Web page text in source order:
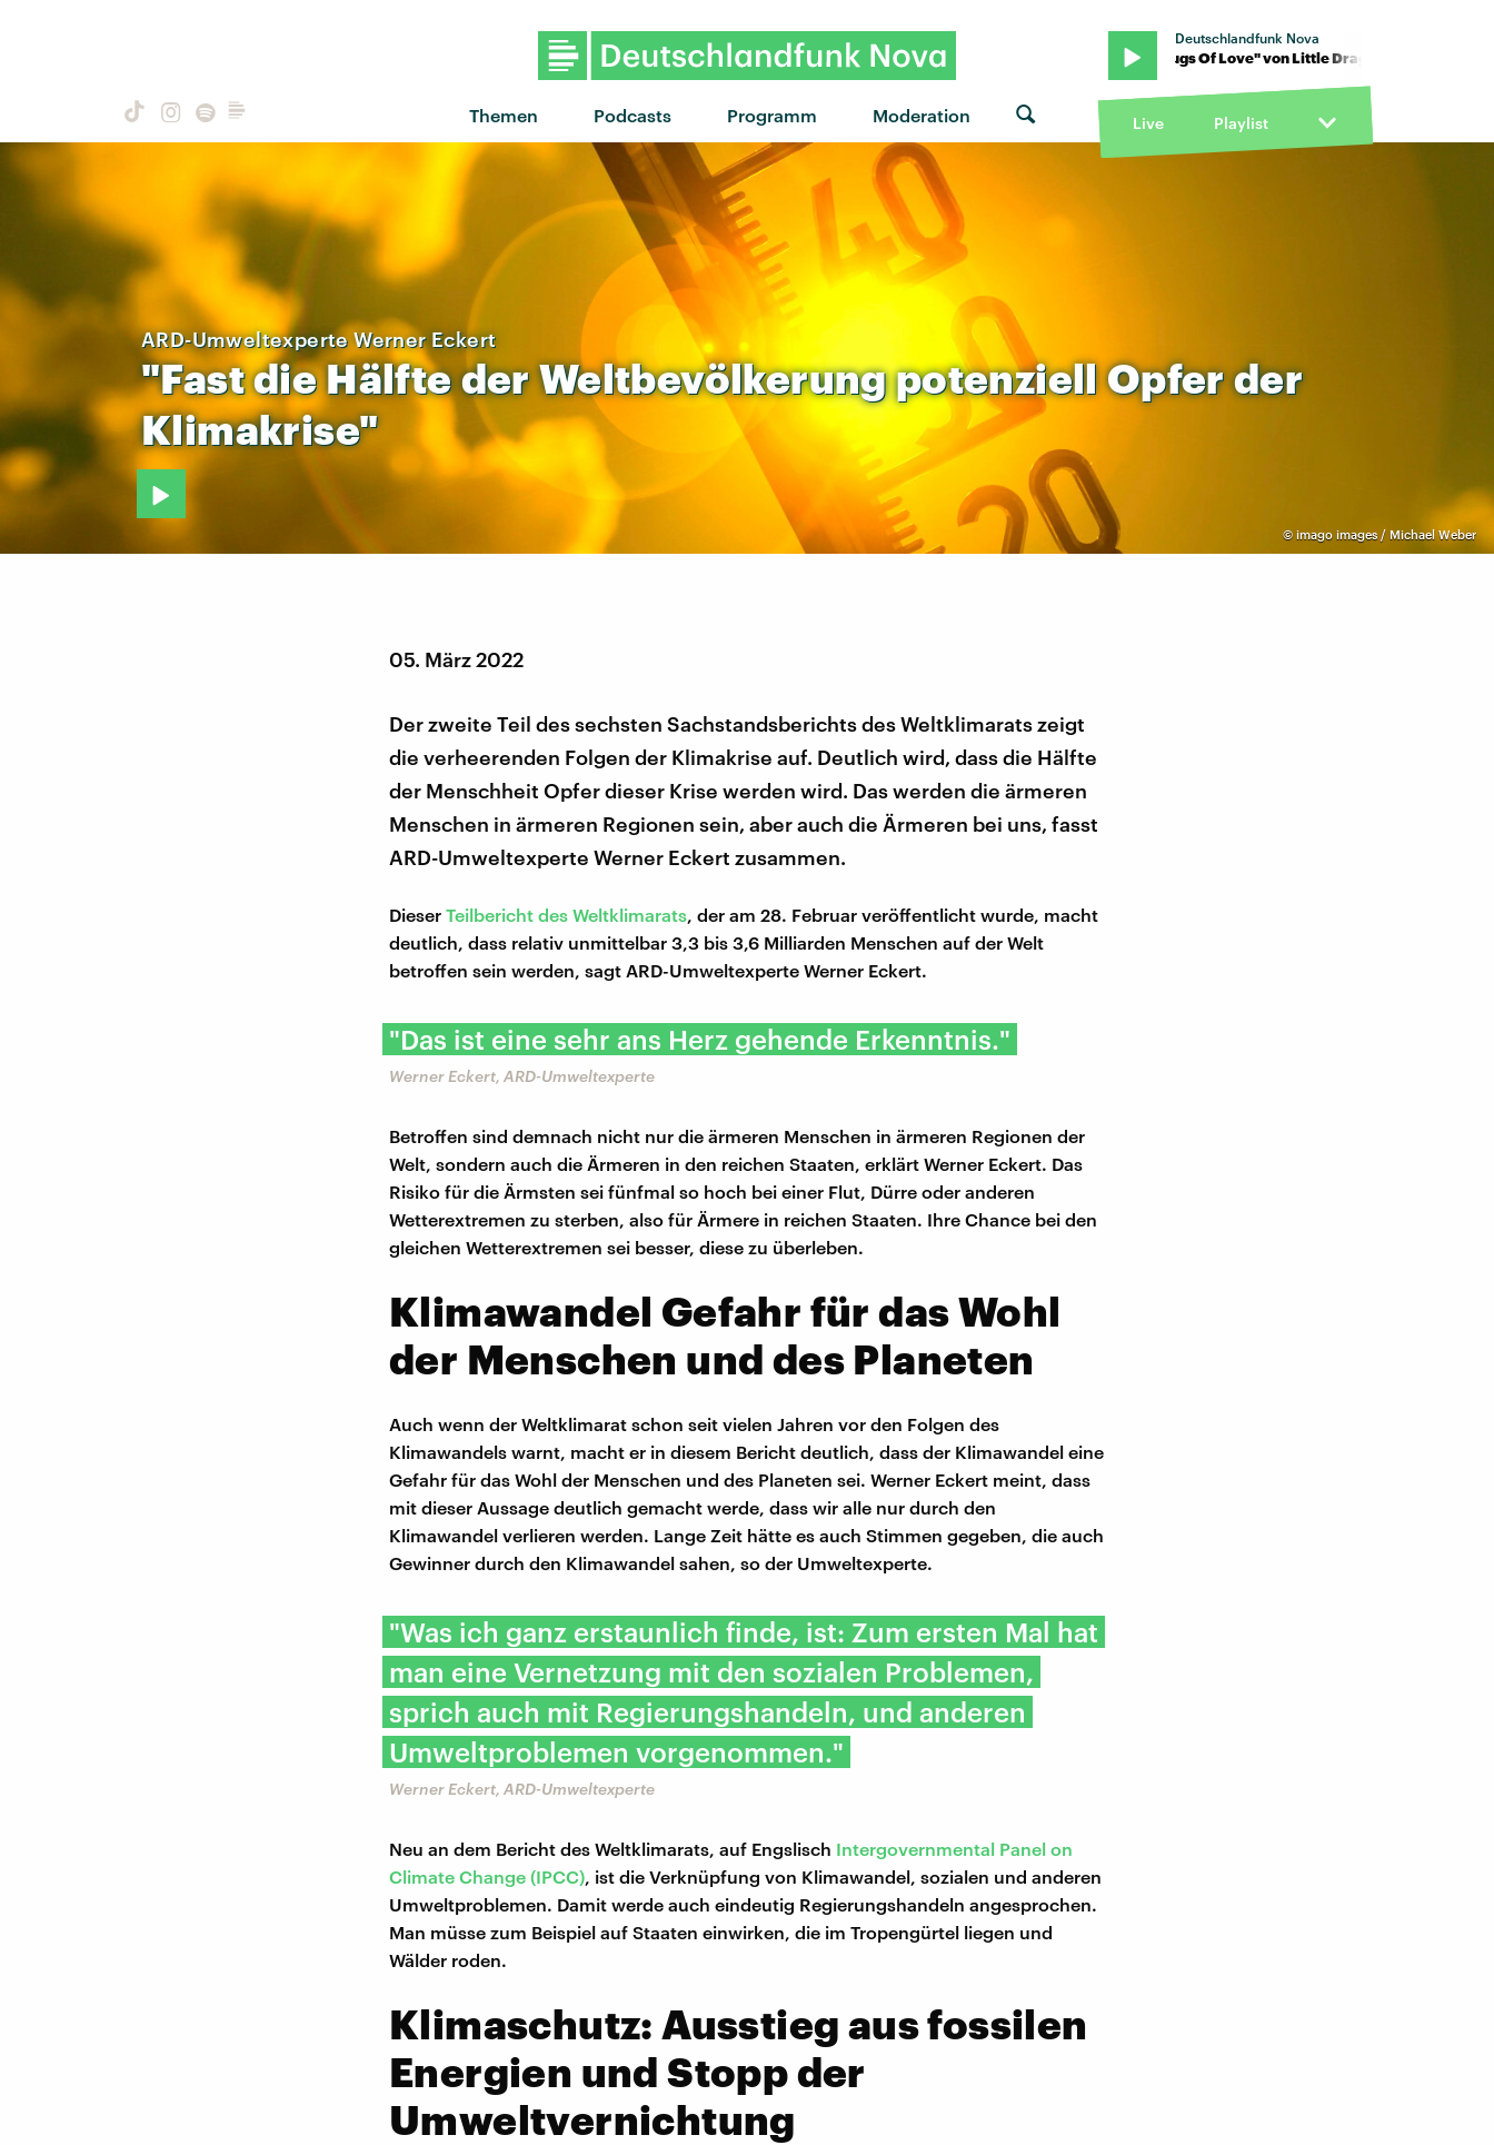
Themen Podcasts Programm Moderation
Deutschlandfunk Nova
"Slugs Of Love" von Little Dragon · "Slugs Of Love" von Little Dragon · "Slugs Of Love" von
Live Playlist
© imago images / Michael Weber
ARD-Umweltexperte Werner Eckert
"FastdieHälftederWeltbevölkerungpotenziellOpferder
Klimakrise"
05. März 2022
Der zweite Teil des sechsten Sachstandsberichts des Weltklimarats zeigt
die verheerenden Folgen der Klimakrise auf. Deutlich wird, dass die Hälfte
der Menschheit Opfer dieser Krise werden wird. Das werden die ärmeren
Menschen in ärmeren Regionen sein, aber auch die Ärmeren bei uns, fasst
ARD-Umweltexperte Werner Eckert zusammen.
Dieser Teilbericht des Weltklimarats, der am 28. Februar veröffentlicht wurde, macht
deutlich, dass relativ unmittelbar 3,3 bis 3,6 Milliarden Menschen auf der Welt
betroffen sein werden, sagt ARD-Umweltexperte Werner Eckert.
"Das ist eine sehr ans Herz gehende Erkenntnis."
Werner Eckert, ARD-Umweltexperte
Betroffen sind demnach nicht nur die ärmeren Menschen in ärmeren Regionen der
Welt, sondern auch die Ärmeren in den reichen Staaten, erklärt Werner Eckert. Das
Risiko für die Ärmsten sei fünfmal so hoch bei einer Flut, Dürre oder anderen
Wetterextremen zu sterben, also für Ärmere in reichen Staaten. Ihre Chance bei den
gleichen Wetterextremen sei besser, diese zu überleben.
Klimawandel Gefahr für das Wohl
der Menschen und des Planeten
Auch wenn der Weltklimarat schon seit vielen Jahren vor den Folgen des
Klimawandels warnt, macht er in diesem Bericht deutlich, dass der Klimawandel eine
Gefahr für das Wohl der Menschen und des Planeten sei. Werner Eckert meint, dass
mit dieser Aussage deutlich gemacht werde, dass wir alle nur durch den
Klimawandel verlieren werden. Lange Zeit hätte es auch Stimmen gegeben, die auch
Gewinner durch den Klimawandel sahen, so der Umweltexperte.
"Was ich ganz erstaunlich finde, ist: Zum ersten Mal hat
man eine Vernetzung mit den sozialen Problemen,
sprich auch mit Regierungshandeln, und anderen
Umweltproblemen vorgenommen."
Werner Eckert, ARD-Umweltexperte
Neu an dem Bericht des Weltklimarats, auf Engslisch Intergovernmental Panel on
Climate Change (IPCC), ist die Verknüpfung von Klimawandel, sozialen und anderen
Umweltproblemen. Damit werde auch eindeutig Regierungshandeln angesprochen.
Man müsse zum Beispiel auf Staaten einwirken, die im Tropengürtel liegen und
Wälder roden.
Klimaschutz: Ausstieg aus fossilen
Energien und Stopp der
Umweltvernichtung